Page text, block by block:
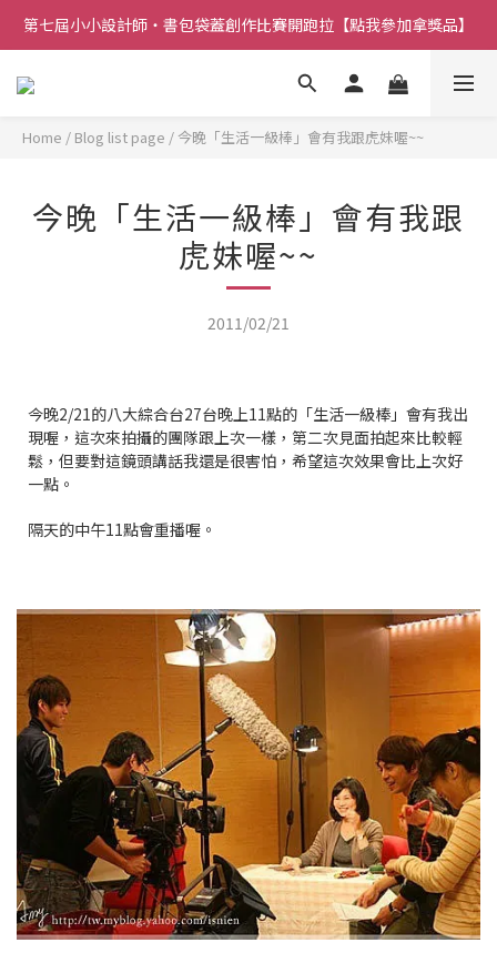
第七屆小小設計師・書包袋蓋創作比賽開跑拉【點我參加拿獎品】
Home / Blog list page / 今晚「生活一級棒」會有我跟虎妹喔~~
今晚「生活一級棒」會有我跟
虎妹喔~~
2011/02/21
今晚2/21的八大綜合台27台晚上11點的「生活一級棒」會有我出
現喔，這次來拍攝的團隊跟上次一樣，第二次見面拍起來比較輕
鬆，但要對這鏡頭講話我還是很害怕，希望這次效果會比上次好
一點。
隔天的中午11點會重播喔。